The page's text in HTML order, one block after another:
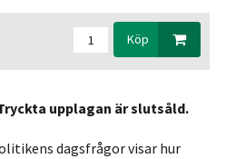
Köp
upplagan är slutsåld.
dagsfrågor visar hur